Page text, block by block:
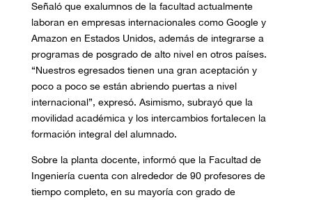
Señaló que exalumnos de la facultad actualmente
laboran en empresas internacionales como Google y
Amazon en Estados Unidos, además de integrarse a
programas de posgrado de alto nivel en otros países.
“Nuestros egresados tienen una gran aceptación y
poco a poco se están abriendo puertas a nivel
internacional”, expresó. Asimismo, subrayó que la
movilidad académica y los intercambios fortalecen la
formación integral del alumnado.
Sobre la planta docente, informó que la Facultad de
Ingeniería cuenta con alrededor de 90 profesores de
tiempo completo, en su mayoría con grado de